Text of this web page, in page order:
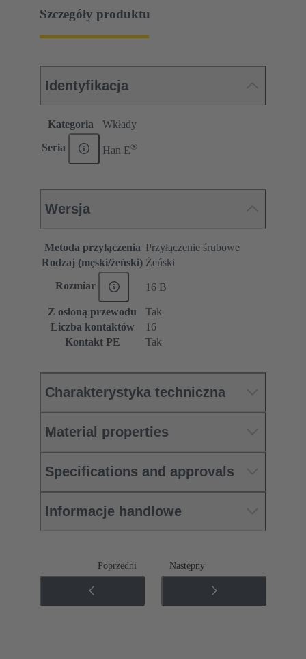
Szczegóły produktu
Identyfikacja
Kategoria Wkłady
Seria Han E®
Wersja
Metoda przyłączenia Przyłączenie śrubowe
Rodzaj (męski/żeński) Żeński
Rozmiar 16 B
Z osłoną przewodu
Tak
Liczba kontaktów
16
Kontakt PE
Tak
Charakterystyka techniczna
Material properties
Specifications and approvals
Informacje handlowe
Poprzedni Następny